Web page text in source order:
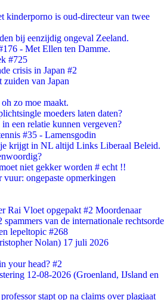
kinderporno is oud-directeur van twee
bij eenzijdig ongeval Zeeland.
- Met Ellen ten Damme.
#725
crisis in Japan #2
van Japan
zo moe maakt.
moeders laten daten?
een relatie kunnen vergeven?
#35 - Lamensgodin
krijgt in NL altijd Links Liberaal Beleid.
niet gekker worden # echt !!
vuur: ongepaste opmerkingen
Rai Vloet opgepakt #2 Moordenaar
van de internationale rechtsorde
lepeltopic #268
Nolan) 17 juli 2026
your head? #2
12-08-2026 (Groenland, IJsland en
stapt op na claims over plagiaat